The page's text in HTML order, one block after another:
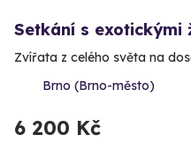
Setkání s exotickými
Zvířata z celého světa na
Brno (Brno-město)
6 200 Kč